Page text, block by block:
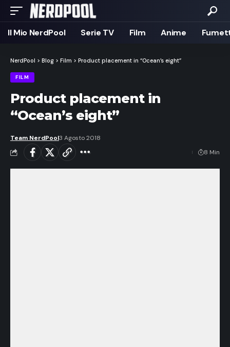
Il Mio NerdPool Serie TV Film Anime
NerdPool > Blog > Film > Product placement in “Ocean’s eight”
FILM
Product placement in
“Ocean’s eight”
Team NerdPool3 Agosto 2018
8 Min